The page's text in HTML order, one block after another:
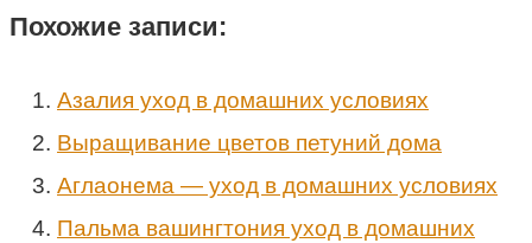
Похожие записи:
Азалия уход в домашних условиях
Выращивание цветов петуний дома
Аглаонема — уход в домашних условиях
Пальма вашингтония уход в домашних